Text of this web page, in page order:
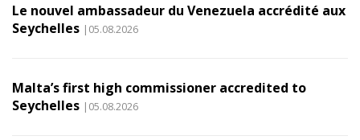
Le nouvel ambassadeur du Venezuela accrédité aux
Seychelles |05.08.2026
Malta’s first high commissioner accredited to
Seychelles |05.08.2026